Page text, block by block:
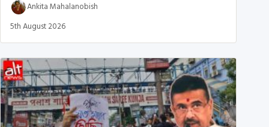
Ankita Mahalanobish
5th August 2026